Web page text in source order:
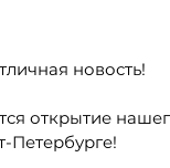
новость!
открытие
Петербурге!